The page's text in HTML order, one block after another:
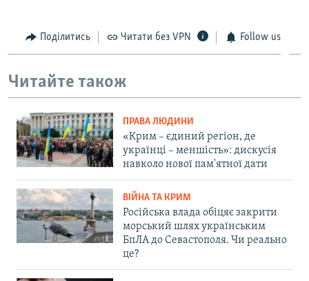
Поділитись Читати без VPN Follow us
Читайте також
ПРАВА ЛЮДИНИ
«Крим – єдиний регіон, де
українці – меншість»: дискусія
навколо нової пам'ятної дати
ВІЙНА ТА КРИМ
Російська влада обіцяє закрити
морський шлях українським
БпЛА до Севастополя. Чи реально
це?